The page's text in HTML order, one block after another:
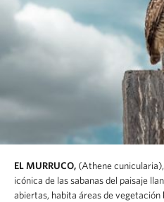
EL MURRUCO, (Athene
icónica de las sabanas del paisaje
abiertas, habita áreas de vegetación